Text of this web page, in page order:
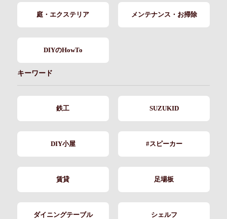
庭・エクステリア メンテナンス・お掃除
DIYのHowTo
キーワード
鉄工 SUZUKID
DIY小屋 #スピーカー
賃貸 足場板
ダイニングテーブル シェルフ